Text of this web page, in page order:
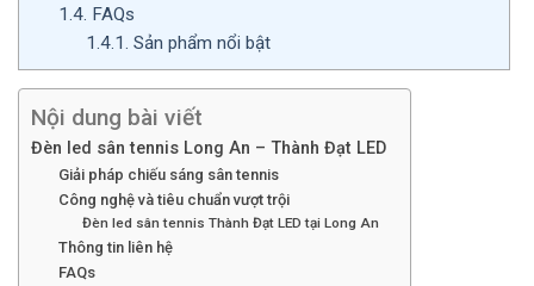
1.4. FAQs
1.4.1. Sản phẩm nổi bật
Nội dung bài viết
Đèn led sân tennis Long An – Thành Đạt LED
Giải pháp chiếu sáng sân tennis
Công nghệ và tiêu chuẩn vượt trội
Đèn led sân tennis Thành Đạt LED tại Long An
Thông tin liên hệ
FAQs